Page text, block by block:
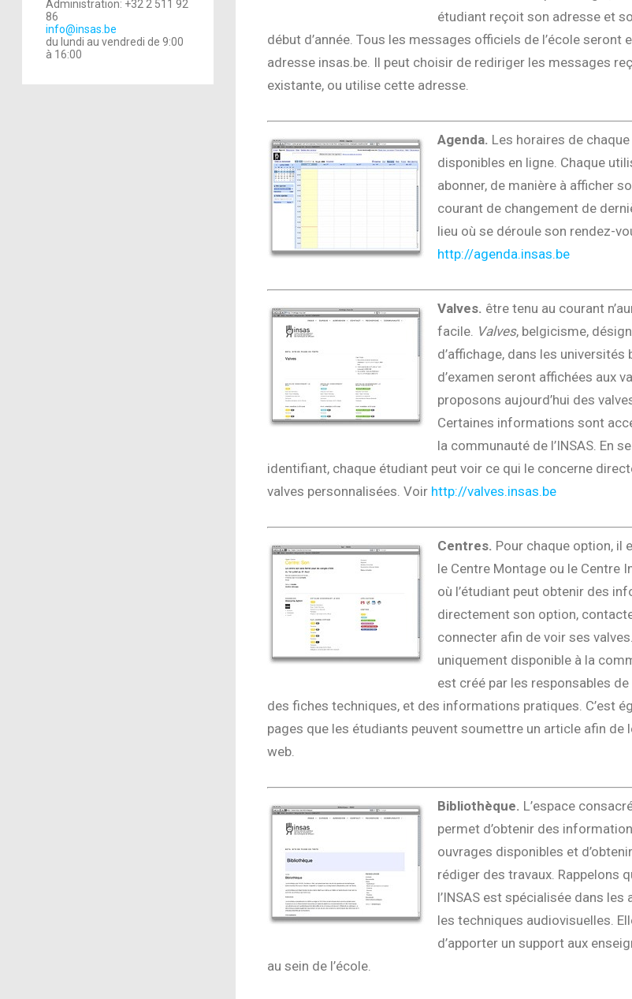
Administration: +32 2 511 92
86
info@insas.be
du lundi au vendredi de 9:00
à 16:00
étudiant reçoit son adresse et
début d’année. Tous les messages officiels de l’école seront
adresse insas.be. Il peut choisir de rediriger les messages
existante, ou utilise cette adresse.
Agenda. Les horaires de
disponibles en ligne. Chaque
abonner, de manière à afficher
courant de changement de
lieu où se déroule son rendez-
http://agenda.insas.be
Valves. être tenu au courant
facile. Valves, belgicisme,
d’affichage, dans les universités
d’examen seront affichées aux
proposons aujourd’hui des
Certaines informations sont
la communauté de l’INSAS. En
identifiant, chaque étudiant peut voir ce qui le concerne
valves personnalisées. Voir http://valves.insas.be
Centres. Pour chaque option, il
le Centre Montage ou le Centre
où l’étudiant peut obtenir des
directement son option,
connecter afin de voir ses
uniquement disponible à la
est créé par les responsables
des fiches techniques, et des informations pratiques. C’est
pages que les étudiants peuvent soumettre un article afin de
web.
Bibliothèque. L’espace
permet d’obtenir des
ouvrages disponibles et
rédiger des travaux. Rappelons
l’INSAS est spécialisée dans
les techniques audiovisuelles.
d’apporter un support aux
au sein de l’école.